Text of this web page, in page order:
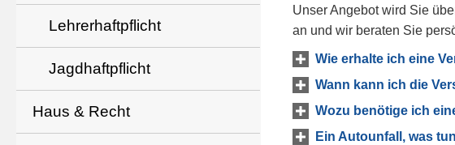
Lehrerhaftpflicht
Jagdhaftpflicht
Haus & Recht
Unser Angebot wird Sie
an und wir beraten Sie
Wie erhalte ich eine
Wann kann ich die
Wozu benötige ich
Ein Autounfall, was